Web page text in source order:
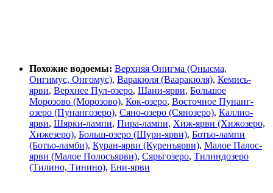
Похожие водоемы: Верхняя Онигма (Онысма,
Онгимус, Онгомус), Варакюля (Вааракюля), Кемись-
ярви, Верхнее Пул-озеро, Шани-ярви, Большое
Морозово (Морозово), Кок-озеро, Восточное Пунанг-
озеро (Пунангозеро), Сяно-озеро (Сянозеро), Каллио-
ярви, Шярки-лампи, Пира-лампи, Хиж-ярви (Хижозеро,
Хижезеро), Больш-озеро (Шури-ярви), Ботьо-лампи
(Ботьо-ламби), Куран-ярви (Куренъярви), Малое Палос-
ярви (Малое Полосъярви), Сярьгозеро, Тилиндозеро
(Тилино, Тинино), Ени-ярви